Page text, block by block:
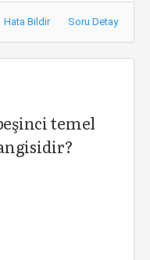
Hata Bildir Soru Detay
temel